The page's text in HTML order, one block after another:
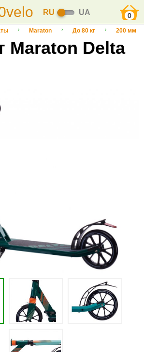
RU UA 0
Maraton До 80 кг 200 мм
Maraton Delta